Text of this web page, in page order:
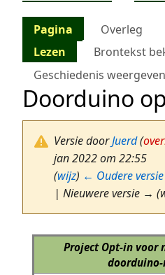
Pagina Overleg
Lezen
Brontekst
Geschiedenis weergeven
Doorduino
Versie doorJuerd(
jan 2022 om 22:55
(wijz) ← Oudere versie
| Nieuwere versie →
Project Opt-in voor